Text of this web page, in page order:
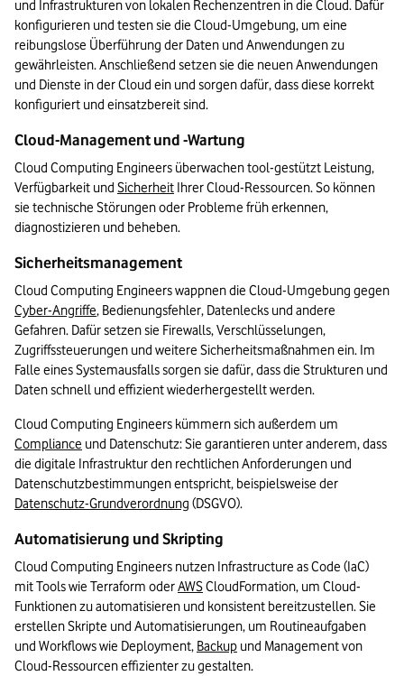
und Infrastrukturen von lokalen Rechenzentren in die Cloud. Dafür
konfigurieren und testen sie die Cloud-Umgebung, um eine
reibungslose Überführung der Daten und Anwendungen zu
gewährleisten. Anschließend setzen sie die neuen Anwendungen
und Dienste in der Cloud ein und sorgen dafür, dass diese korrekt
konfiguriert und einsatzbereit sind.
Cloud-Management und -Wartung
Cloud Computing Engineers überwachen tool-gestützt Leistung,
Verfügbarkeit und Sicherheit Ihrer Cloud-Ressourcen. So können
sie technische Störungen oder Probleme früh erkennen,
diagnostizieren und beheben.
Sicherheitsmanagement
Cyber-Angriffe, Bedienungsfehler, Datenlecks und andere
Gefahren. Dafür setzen sie Firewalls, Verschlüsselungen,
Zugriffssteuerungen und weitere Sicherheitsmaßnahmen ein. Im
Falle eines Systemausfalls sorgen sie dafür, dass die Strukturen und
Daten schnell und effizient wiederhergestellt werden.
Compliance und Datenschutz: Sie garantieren unter anderem, dass
die digitale Infrastruktur den rechtlichen Anforderungen und
Datenschutz-Grundverordnung (DSGVO).
Automatisierung und Skripting
Cloud Computing Engineers nutzen Infrastructure as Code (IaC)
mit Tools wie Terraform oder AWS CloudFormation, um Cloud-
Funktionen zu automatisieren und konsistent bereitzustellen. Sie
erstellen Skripte und Automatisierungen, um Routineaufgaben
und Workflows wie Deployment, Backup und Management von
Cloud-Ressourcen effizienter zu gestalten.